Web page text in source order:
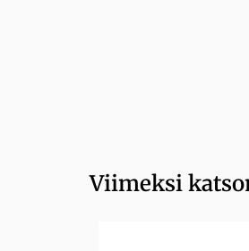
Viimeksi